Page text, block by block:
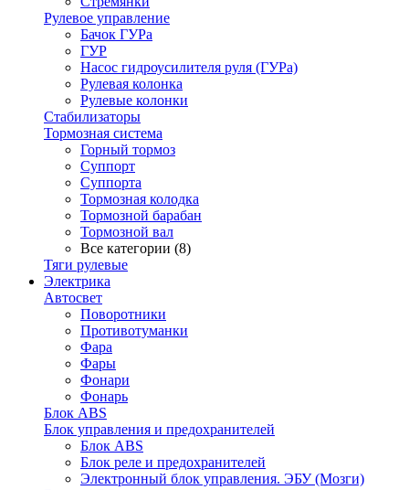
Рулевое управление
Бачок ГУРа
ГУР
Насос гидроусилителя руля (ГУРа)
Рулевая колонка
Рулевые колонки
Стабилизаторы
Тормозная система
Горный тормоз
Суппорт
Суппорта
Тормозная колодка
Тормозной барабан
Тормозной вал
Все категории (8)
Тяги рулевые
Электрика
Автосвет
Поворотники
Противотуманки
Фара
Фары
Фонари
Фонарь
Блок ABS
Блок управления и предохранителей
Блок ABS
Блок реле и предохранителей
Электронный блок управления. ЭБУ (Мозги)